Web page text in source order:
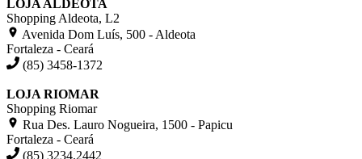
LOJA ALDEOTA
Shopping Aldeota, L2
Avenida Dom Luís, 500 - Aldeota
Fortaleza - Ceará
(85) 3458-1372
LOJA RIOMAR
Shopping Riomar
Rua Des. Lauro Nogueira, 1500 - Papicu
Fortaleza - Ceará
(85) 3234.2442